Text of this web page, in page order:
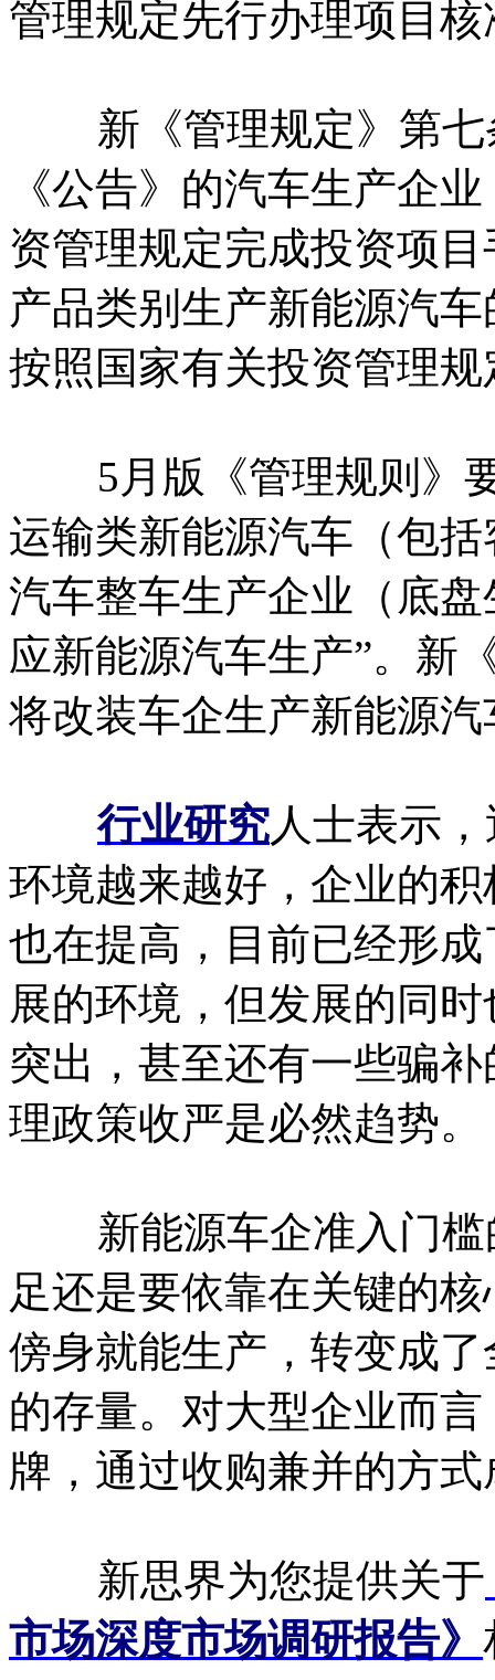
管理规定先行办理项目
新《管理规定》第七
《公告》的汽车生产企
资管理规定完成投资项
产品类别生产新能源汽
按照国家有关投资管理
5月版《管理规则》要
运输类新能源汽车（包
汽车整车生产企业（底
应新能源汽车生产”。新
将改装车企生产新能源
行业研究人士表示
环境越来越好，企业的
也在提高，目前已经形
展的环境，但发展的同
突出，甚至还有一些骗
理政策收严是必然趋势。
新能源车企准入门槛
足还是要依靠在关键的
傍身就能生产，转变成
的存量。对大型企业而
牌，通过收购兼并的方
新思界为您提供关于
市场深度市场调研报告》